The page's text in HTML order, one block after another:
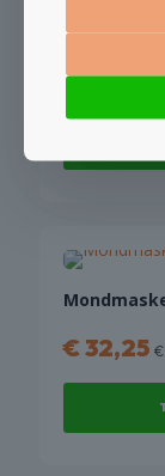
Gardena
€11,81
€32,25 €